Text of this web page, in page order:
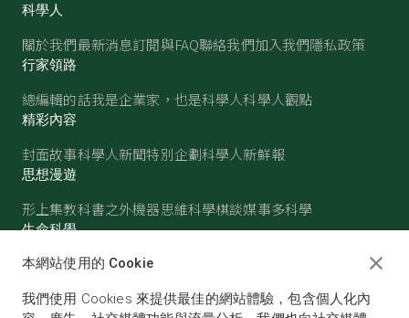
科學人
關於我們最新消息訂閱與FAQ聯絡我們加入我們隱私政策
行家領路
總編輯的話我是企業家，也是科學人科學人觀點
精彩內容
封面故事科學人新聞特別企劃科學人新鮮報
思想漫遊
形上集教科書之外機器思維科學棋談媒事多科學
生命科學
醫學古生物心理學生態學
本網站使用的 Cookie
我們使用 Cookies 來提供最佳的網站體驗，包含個人化內